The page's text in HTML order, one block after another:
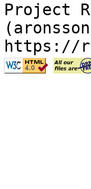
Project
https://